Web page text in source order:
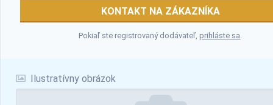
Ilustratívny obrázok
KONTAKT NA ZÁKAZNÍKA
Pokiaľ ste registrovaný dodávateľ,prihláste sa.